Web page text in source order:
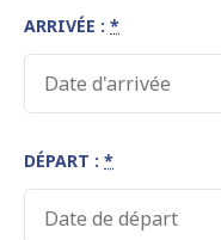
ARRIVÉE : *
DÉPART : *